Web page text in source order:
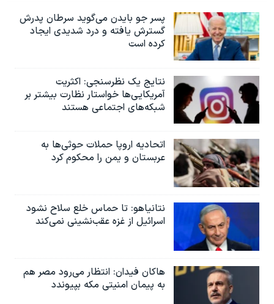
پسر جو بایدن می‌گوید سرطان پدرش
گسترش یافته و درد شدیدی ایجاد
کرده است
نتایج یک نظرسنجی: اکثریت
آمریکایی‌ها خواستار نظارت بیشتر بر
شبکه‌های اجتماعی هستند
اتحادیه اروپا حملات حوثی‌ها به
عربستان و یمن را محکوم کرد
نتانیاهو: تا حماس خلع سلاح نشود
اسرائیل از غزه عقب‌نشینی نمی‌کند
هاکان فیدان: انتظار می‌رود مصر هم
به پیمان امنیتی مکه بپیوندد